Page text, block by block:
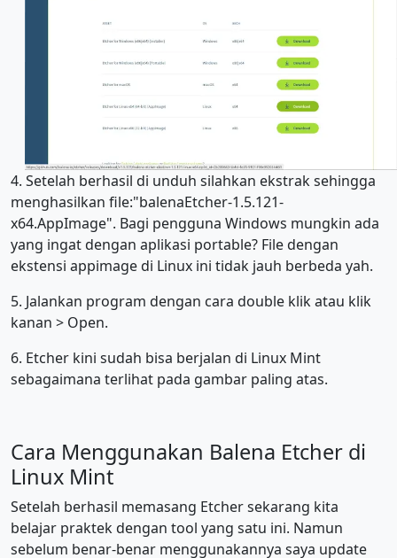
4. Setelah berhasil di unduh silahkan ekstrak sehingga
menghasilkan file:"balenaEtcher-1.5.121-
x64.AppImage". Bagi pengguna Windows mungkin ada
yang ingat dengan aplikasi portable? File dengan
ekstensi appimage di Linux ini tidak jauh berbeda yah.
5. Jalankan program dengan cara double klik atau klik
kanan > Open.
6. Etcher kini sudah bisa berjalan di Linux Mint
sebagaimana terlihat pada gambar paling atas.
Cara Menggunakan Balena Etcher di
Linux Mint
Setelah berhasil memasang Etcher sekarang kita
belajar praktek dengan tool yang satu ini. Namun
sebelum benar-benar menggunakannya saya update